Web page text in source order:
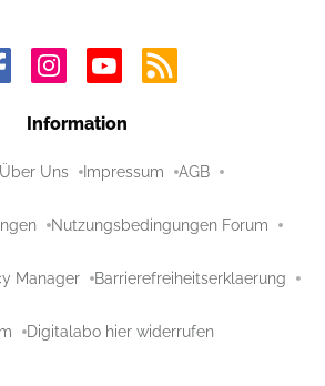
Information
Über Uns Impressum AGB
Nutzungsbedingungen Forum
Manager Barrierefreiheitserklaerung
Digitalabo hier widerrufen